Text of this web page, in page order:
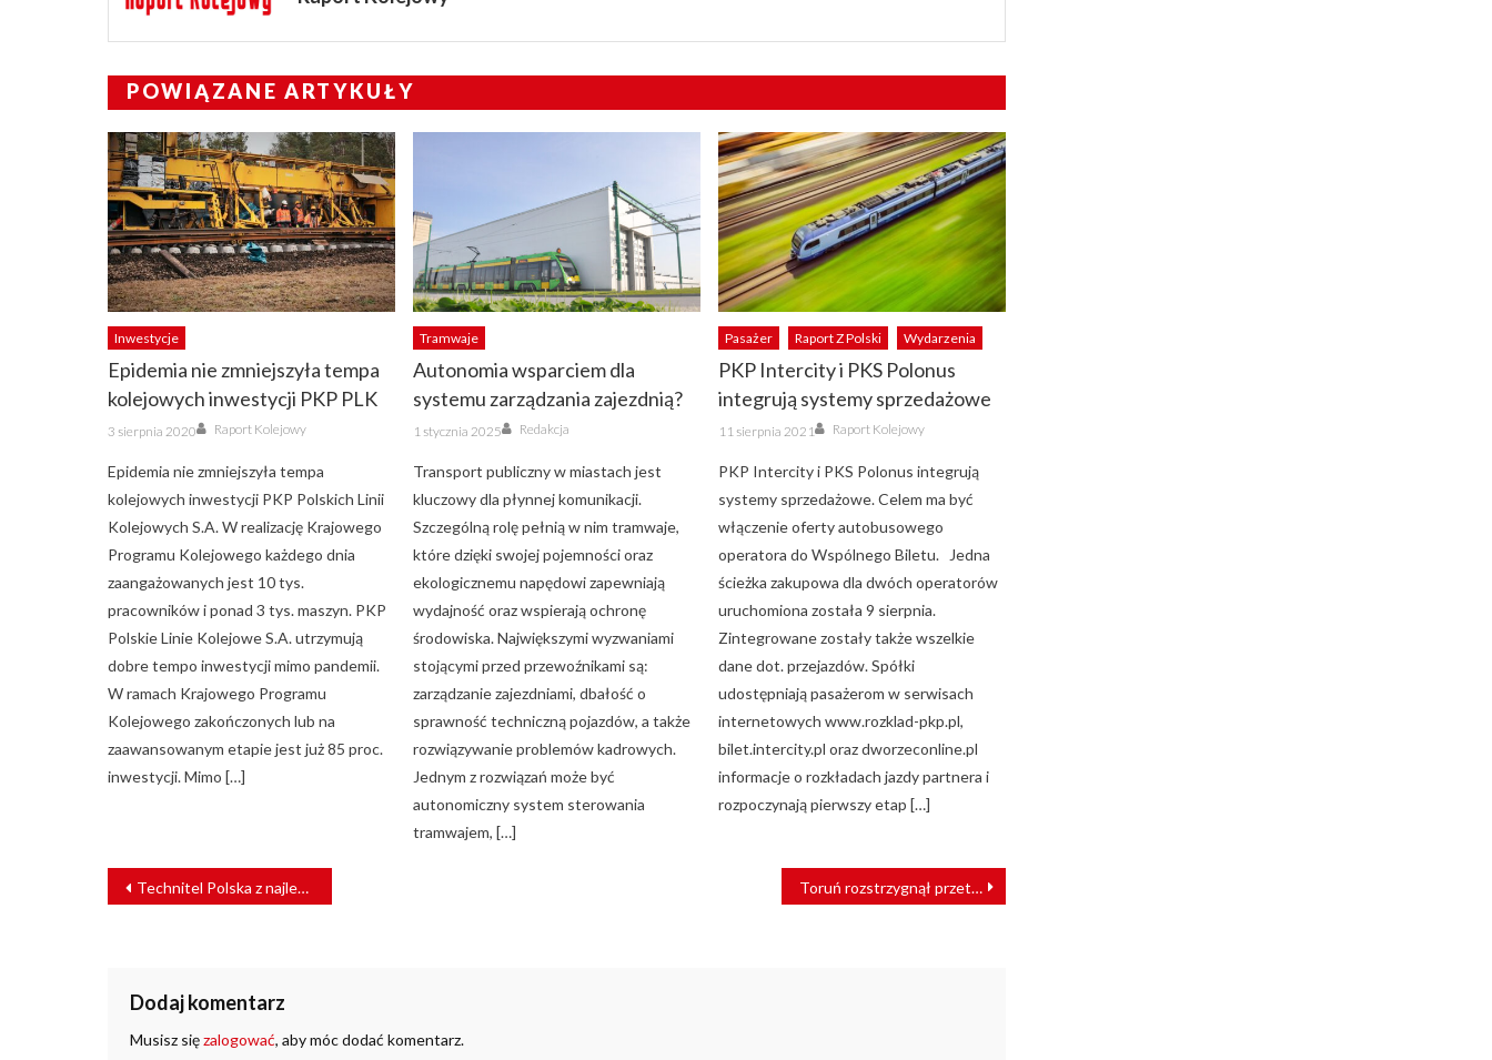
POWIĄZANE ARTYKUŁY
Inwestycje
Epidemia nie zmniejszyła tempa
kolejowych inwestycji PKP PLK
Posted
on
3 sierpnia 2020 Author
Raport Kolejowy
Epidemia nie zmniejszyła tempa
kolejowych inwestycji PKP Polskich Linii
Kolejowych S.A. W realizację Krajowego
Programu Kolejowego każdego dnia
zaangażowanych jest 10 tys.
pracowników i ponad 3 tys. maszyn. PKP
Polskie Linie Kolejowe S.A. utrzymują
dobre tempo inwestycji mimo pandemii.
W ramach Krajowego Programu
Kolejowego zakończonych lub na
zaawansowanym etapie jest już 85 proc.
inwestycji. Mimo […]
Tramwaje
Autonomia wsparciem dla
systemu zarządzania zajezdnią?
Posted
on
1 stycznia 2025 Author
Redakcja
Transport publiczny w miastach jest
kluczowy dla płynnej komunikacji.
Szczególną rolę pełnią w nim tramwaje,
które dzięki swojej pojemności oraz
ekologicznemu napędowi zapewniają
wydajność oraz wspierają ochronę
środowiska. Największymi wyzwaniami
stojącymi przed przewoźnikami są:
zarządzanie zajezdniami, dbałość o
sprawność techniczną pojazdów, a także
rozwiązywanie problemów kadrowych.
Jednym z rozwiązań może być
autonomiczny system sterowania
tramwajem, […]
Pasażer Raport Z Polski Wydarzenia
PKP Intercity i PKS Polonus
integrują systemy sprzedażowe
Posted
on
11 sierpnia 2021 Author
Raport Kolejowy
PKP Intercity i PKS Polonus integrują
systemy sprzedażowe. Celem ma być
włączenie oferty autobusowego
operatora do Wspólnego Biletu. Jedna
ścieżka zakupowa dla dwóch operatorów
uruchomiona została 9 sierpnia.
Zintegrowane zostały także wszelkie
dane dot. przejazdów. Spółki
udostępniają pasażerom w serwisach
internetowych www.rozklad-pkp.pl,
bilet.intercity.pl oraz dworzeconline.pl
informacje o rozkładach jazdy partnera i
rozpoczynają pierwszy etap […]
NAWIGACJA
WPISU
Technitel Polska z najlepszą ofertą na usługę utrzymaniowo-serwisową sieci GSM-R Toruń rozstrzygnął przetarg na modernizację torowisk
Dodaj komentarz
Musisz sięzalogować, aby móc dodać komentarz.